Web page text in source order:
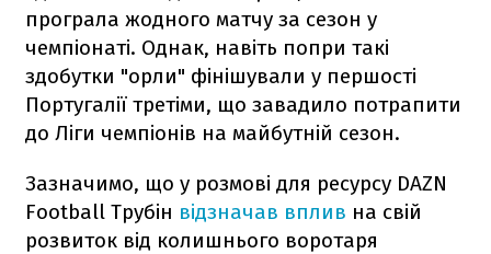
програла жодного матчу за сезон у
чемпіонаті. Однак, навіть попри такі
здобутки "орли" фінішували у першості
Португалії третіми, що завадило потрапити
до Ліги чемпіонів на майбутній сезон.
Зазначимо, що у розмові для ресурсу DAZN
Football Трубін відзначав вплив на свій
розвиток від колишнього воротаря